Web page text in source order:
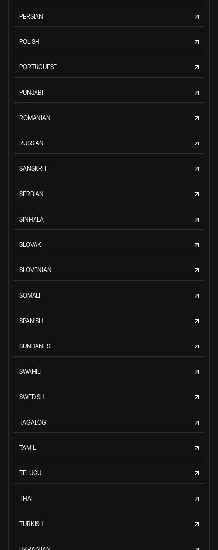
PERSIAN
POLISH
PORTUGUESE
PUNJABI
ROMANIAN
RUSSIAN
SANSKRIT
SERBIAN
SINHALA
SLOVAK
SLOVENIAN
SOMALI
SPANISH
SUNDANESE
SWAHILI
SWEDISH
TAGALOG
TAMIL
TELUGU
THAI
TURKISH